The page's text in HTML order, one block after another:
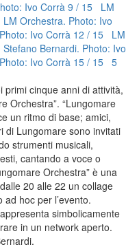
Ivo Corrà 9 / 15 LM
Orchestra. Photo: Ivo
Ivo Corrà 12 / 15 LM
Bernardi. Photo: Ivo
Ivo Corrà 15 / 15 5
primi cinque anni di attività,
Orchestra”. “Lungomare
un ritmo di base; amici,
di Lungomare sono invitati
strumenti musicali,
cantando a voce o
Orchestra” è una
20 alle 22 un collage
hoc per l’evento.
simbolicamente
in un network aperto.